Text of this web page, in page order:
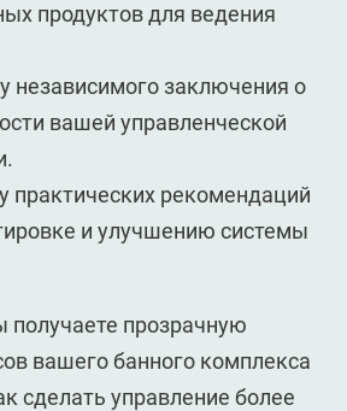
продуктов для ведения
независимого заключения о
вашей управленческой
практических рекомендаций
и улучшению системы
получаете прозрачную
вашего банного комплекса
сделать управление более